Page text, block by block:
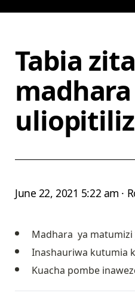
Tabia
June 22, 2021 5:22 am ·
Madhara ya
Inashauriwa kutumia
Kuacha pombe